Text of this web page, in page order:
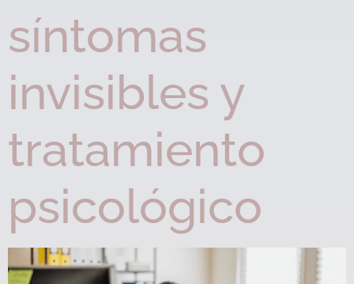
síntomas
invisibles y
tratamiento
psicológico